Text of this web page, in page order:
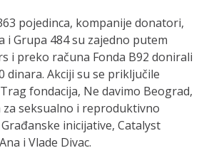
pojedinca, kompanije donatori,
i Grupa 484 su zajedno putem
i preko računa Fonda B92 donirali
dinara. Akciji su se priključile
fondacija, Ne davimo Beograd,
seksualno i reproduktivno
inicijative, Catalyst
i Vlade Divac.